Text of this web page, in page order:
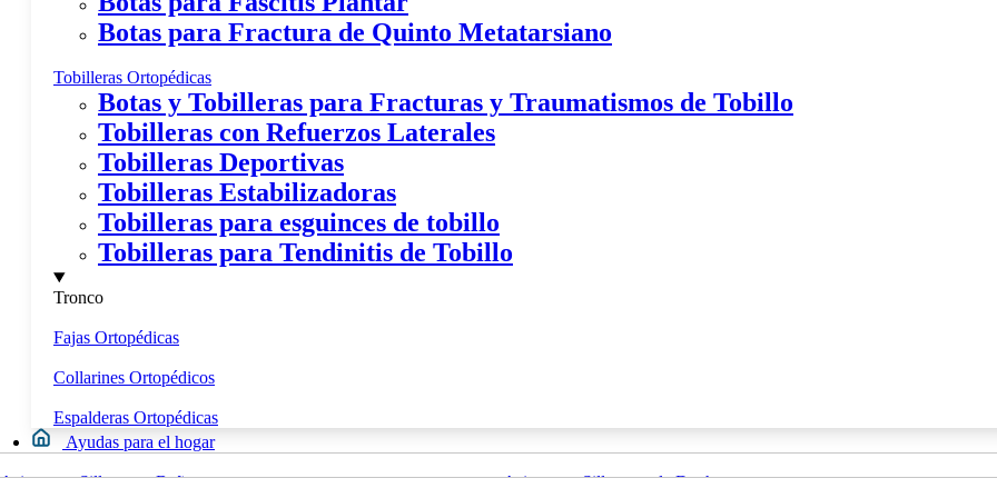
Botas para Fractura de Quinto Metatarsiano
Tobilleras Ortopédicas
Botas y Tobilleras para Fracturas y Traumatismos de Tobillo
Tobilleras con Refuerzos Laterales
Tobilleras Deportivas
Tobilleras Estabilizadoras
Tobilleras para esguinces de tobillo
Tobilleras para Tendinitis de Tobillo
Tronco
Fajas Ortopédicas
Collarines Ortopédicos
Espalderas Ortopédicas
Ayudas para el hogar
Asientos y Sillas para Bañera Asientos y Sillas para la Ducha